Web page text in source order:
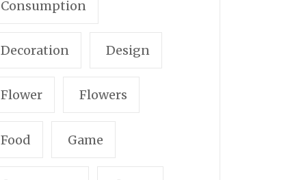
Consumption
Decoration Design
Flower Flowers
Food Game